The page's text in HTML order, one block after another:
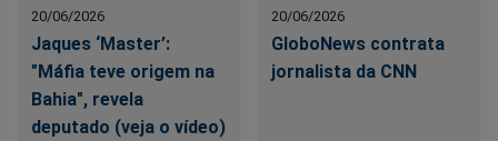
20/06/2026
Jaques ‘Master’:
"Máfia teve origem na
Bahia", revela
deputado (veja o vídeo)
20/06/2026
GloboNews contrata
jornalista da CNN